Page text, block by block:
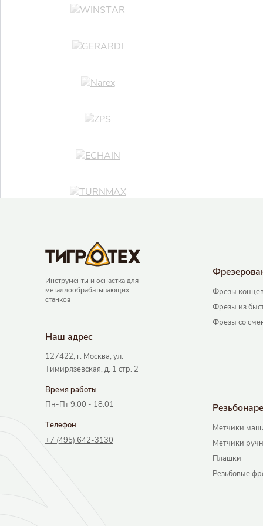
Инструменты и оснастка для
металлообрабатывающих
станков
Наш адрec
127422, г. Москва, ул.
Тимирязевская, д. 1 стр. 2
Время работы
Пн-Пт 9:00 - 18:01
Телефон
+7 (495) 642-3130
Фрезы
Фрезы из
Фрезы со
Метчики
Метчики
Плашки
Резьбовые